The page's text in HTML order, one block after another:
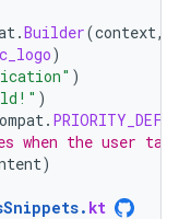
.Builder(context,
)
)
)
.
the user
)
. kt